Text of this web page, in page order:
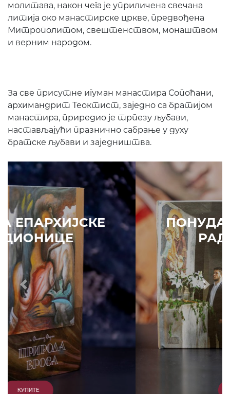
молитава, након чега је уприличена свечана
литија око манастирске цркве, предвођена
Митрополитом, свештенством, монаштвом
и верним народом.
За све присутне игуман манастира Сопоћани,
архимандрит Теоктист, заједно са братијом
манастира, приредио је трпезу љубави,
настављајући празнично сабрање у духу
братске љубави и заједништва.
ПОНУДА ЕПАРХИЈСКЕ
РАДИОНИЦЕ
Prethodni